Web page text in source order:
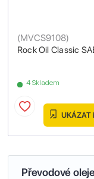
Rock Oil Classic
(MVCS9108)
4 Skladem
UKÁZAT
Převodové